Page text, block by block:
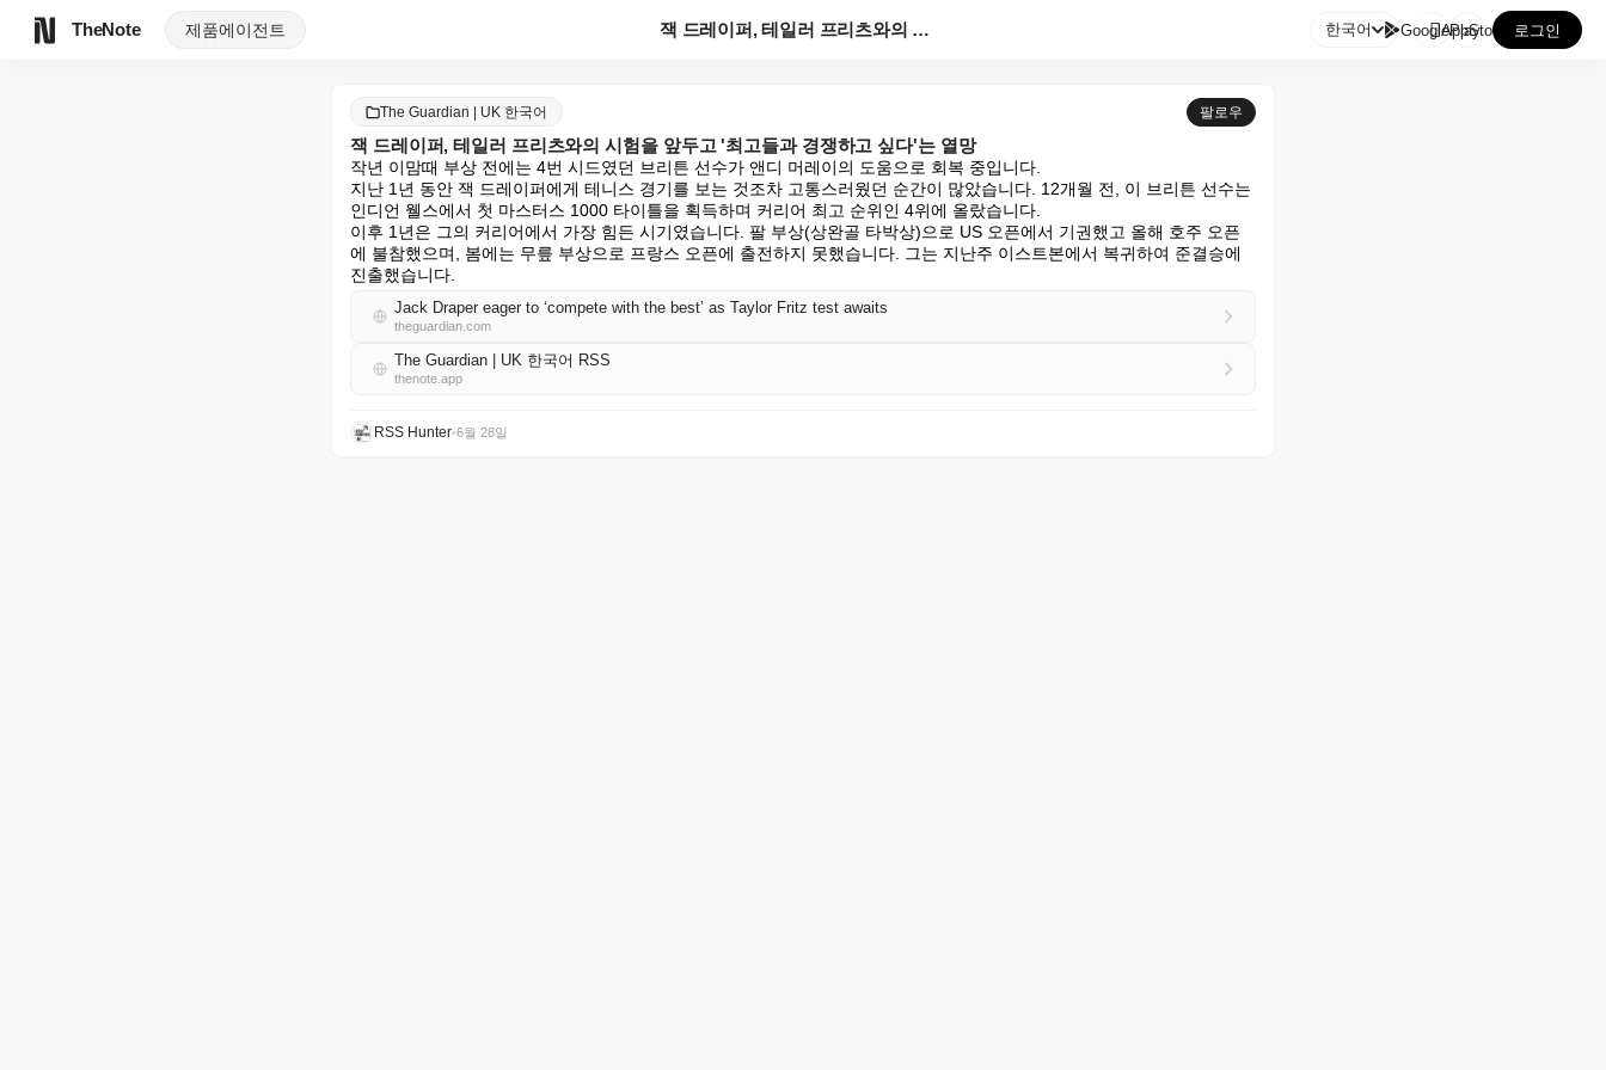
TheNote 제품에이전트 잭 드레이퍼, 테일러 프리츠와의 시험을 앞두고 '최고들... 한국어 GooglePlay
AppStore 로그인
The Guardian | UK 한국어 팔로우
잭 드레이퍼, 테일러 프리츠와의 시험을 앞두고 '최고들과 경쟁하고 싶다'는 열망
작년 이맘때 부상 전에는 4번 시드였던 브리튼 선수가 앤디 머레이의 도움으로 회복 중입니다.
지난 1년 동안 잭 드레이퍼에게 테니스 경기를 보는 것조차 고통스러웠던 순간이 많았습니다. 12개월 전, 이 브리튼 선수는
인디언 웰스에서 첫 마스터스 1000 타이틀을 획득하며 커리어 최고 순위인 4위에 올랐습니다.
이후 1년은 그의 커리어에서 가장 힘든 시기였습니다. 팔 부상(상완골 타박상)으로 US 오픈에서 기권했고 올해 호주 오픈
에 불참했으며, 봄에는 무릎 부상으로 프랑스 오픈에 출전하지 못했습니다. 그는 지난주 이스트본에서 복귀하여 준결승에
진출했습니다.
Jack Draper eager to ‘compete with the best’ as Taylor Fritz test awaits
theguardian.com
The Guardian | UK 한국어 RSS
thenote.app
RSS Hunter•6월 28일